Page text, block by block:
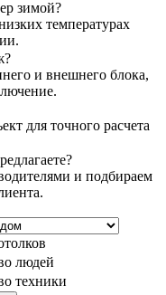
зимой?
температурах
и внешнего блока,
для точного расчета
и подбираем
людей
техники